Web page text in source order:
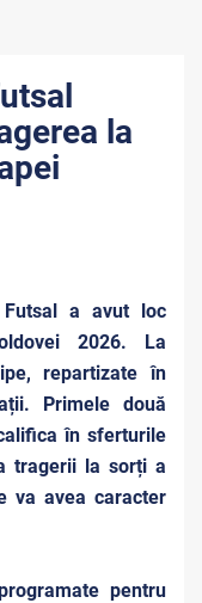
la
a avut loc
2026. La
repartizate în
Primele două
în sferturile
tragerii la sorți a
va avea caracter
pentru